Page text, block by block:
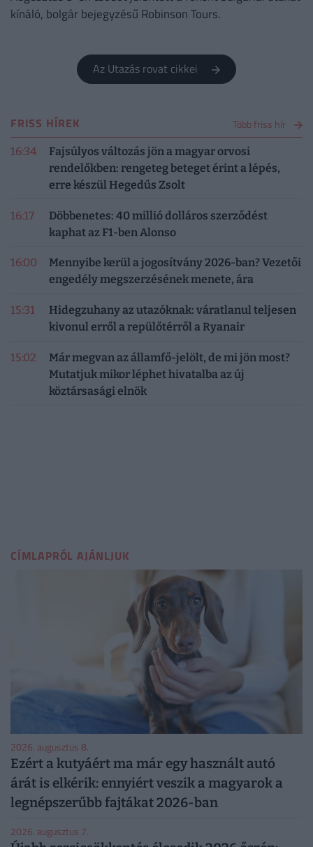
kínáló, bolgár bejegyzésű Robinson Tours.
Az Utazás rovat cikkei
FRISS HÍREK Több friss hír
16:34
Fajsúlyos változás jön a magyar orvosi
rendelőkben: rengeteg beteget érint a lépés,
erre készül Hegedűs Zsolt
16:17
Döbbenetes: 40 millió dolláros szerződést
kaphat az F1-ben Alonso
16:00
Mennyibe kerül a jogosítvány 2026-ban? Vezetői
engedély megszerzésének menete, ára
15:31
Hidegzuhany az utazóknak: váratlanul teljesen
kivonul erről a repülőtérről a Ryanair
15:02
Már megvan az államfő-jelölt, de mi jön most?
Mutatjuk mikor léphet hivatalba az új
köztársasági elnök
CÍMLAPRÓL AJÁNLJUK
2026. augusztus 8.
Ezért a kutyáért ma már egy használt autó
árát is elkérik: ennyiért veszik a magyarok a
legnépszerűbb fajtákat 2026-ban
2026. augusztus 7.